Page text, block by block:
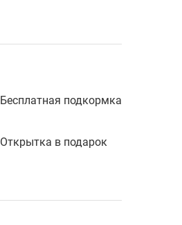
Бесплатная подкормка
Открытка в подарок